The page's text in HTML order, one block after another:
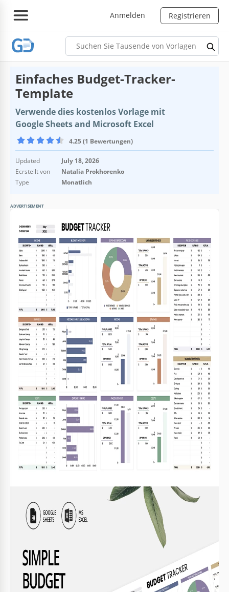
Anmelden Registrieren
Einfaches Budget-Tracker-
Template
Verwende dies kostenlos Vorlage mit
Google Sheets and Microsoft Excel
4.25 (1 Bewertungen)
Updated
July 18, 2026
Ecrstellt von
Natalia Prokhorenko
Type
Monatlich
ADVERTISEMENT